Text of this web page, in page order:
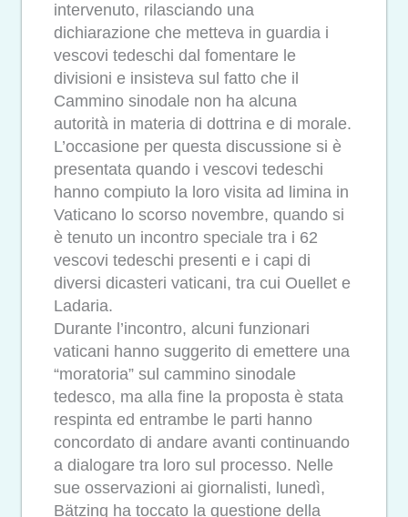
intervenuto, rilasciando una
dichiarazione che metteva in guardia i
vescovi tedeschi dal fomentare le
divisioni e insisteva sul fatto che il
Cammino sinodale non ha alcuna
autorità in materia di dottrina e di morale.
L’occasione per questa discussione si è
presentata quando i vescovi tedeschi
hanno compiuto la loro visita ad limina in
Vaticano lo scorso novembre, quando si
è tenuto un incontro speciale tra i 62
vescovi tedeschi presenti e i capi di
diversi dicasteri vaticani, tra cui Ouellet e
Ladaria.
Durante l’incontro, alcuni funzionari
vaticani hanno suggerito di emettere una
“moratoria” sul cammino sinodale
tedesco, ma alla fine la proposta è stata
respinta ed entrambe le parti hanno
concordato di andare avanti continuando
a dialogare tra loro sul processo. Nelle
sue osservazioni ai giornalisti, lunedì,
Bätzing ha toccato la questione della